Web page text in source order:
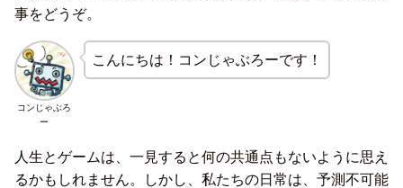
事をどうぞ。
コンじゃぶろ
ー
こんにちは！コンじゃぶろーです！
人生とゲームは、一見すると何の共通点もないように思え
るかもしれません。しかし、私たちの日常は、予測不可能